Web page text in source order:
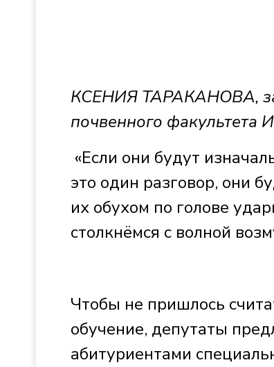
КСЕНИЯ ТАРАКАНОВА,
почвенного факультета
«Если они будут
это один разговор, они
их обухом по голове
столкнёмся с волной
Чтобы не пришлось
обучение, депутаты
абитуриентами